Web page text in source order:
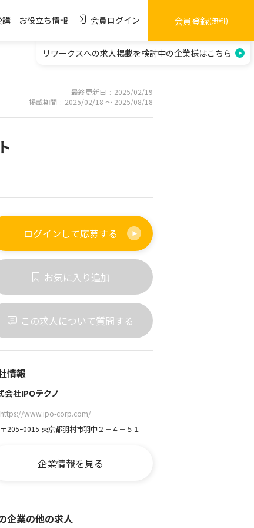
講 お役立ち情報 会員ログイン 会員登録(無料)
リワークスへの求人掲載を検討中の企業様はこちら
最終更新日
2025/02/19
掲載期間
2025/02/18 〜 2025/08/18
ログインして応募する
お気に入り追加
この求人について質問する
情報
会社IPOテクノ
https://www.ipo-corp.com/
〒205ｰ0015 東京都羽村市羽中２－４－５１
企業情報を見る
企業の他の求人